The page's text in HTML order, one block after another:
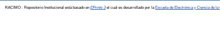
RACIMO - Repositorio Institucional está basado en EPrints 3el cual es desarrollado por la Escuela de Electrónica y Ciencia de la